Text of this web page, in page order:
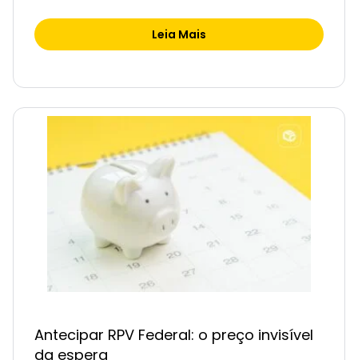
Leia Mais
Antecipar RPV Federal: o preço invisível
da espera